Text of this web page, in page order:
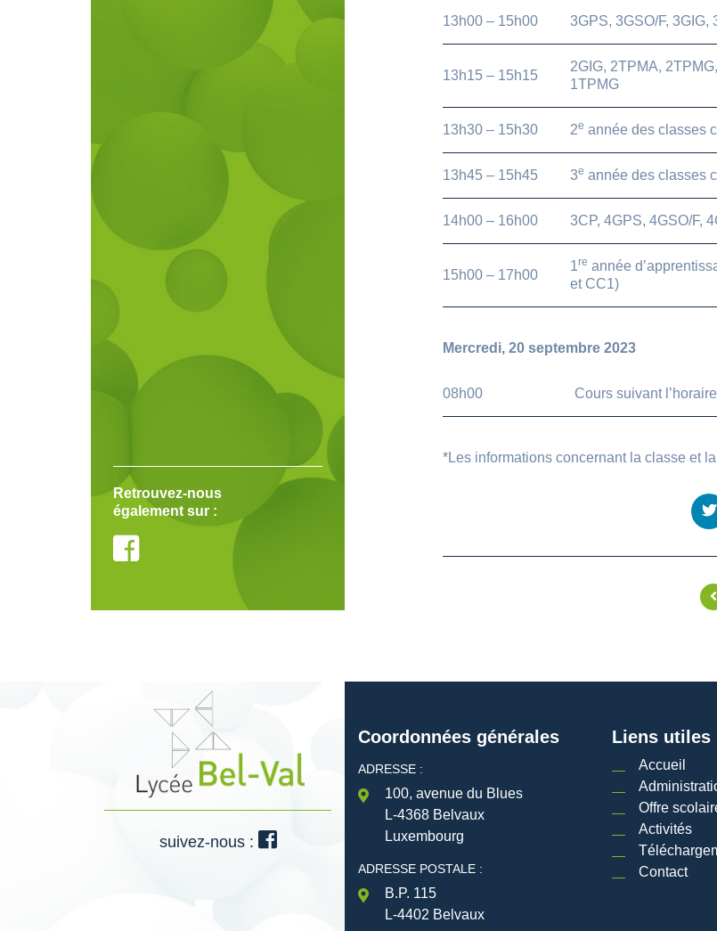
13h00 – 15h00 3GPS, 3GSO/F, 3GIG,
13h15 – 15h15
2GIG, 2TPMA,
1TPMG
13h30 – 15h30 2e année des classes
13h45 – 15h45 3e année des classes
14h00 – 16h00 3CP, 4GPS, 4GSO/F,
15h00 – 17h00
1re année
et CC1)
Mercredi, 20 septembre 2023
08h00 Cours suivant
*Les informations concernant la classe et
Retrouvez-nous
également sur :
suivez-nous :
Coordonnées générales
ADRESSE :
100, avenue du Blues
L-4368 Belvaux
Luxembourg
ADRESSE POSTALE :
B.P. 115
L-4402 Belvaux
Liens utiles
Accueil
Offre
Activités
Contact